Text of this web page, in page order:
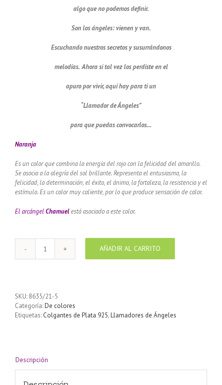
algo que no podemos definir.
Son los ángeles: vienen y van.
Escuchando nuestros secretos y susurrándonos
melodías. Ahora si tal vez los perdiste en el
apuro por vivir, aquí hay para ti un
“Llamador de Ángeles”
para que puedas convocarlos…
Naranja
Es un color que combina la energía del rojo con la felicidad del amarillo.
Se asocia a la alegría del sol brillante. Representa el entusiasmo, la
felicidad, la determinación, el éxito, el ánimo, la fortaleza, la resistencia y el
estímulo. Es un color muy caliente, por lo que produce sensación de calor.
El arcángelChamuelestá asociado a este color.
Llamador
con
diseño
Espirales
mm
AÑADIR AL CARRITO
SKU: 8635/21-5
Categoría:De colores
Etiquetas: Colgantes de Plata 925,Llamadores de Ángeles
Descripción